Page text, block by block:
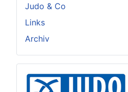
Judo & Co
Links
Archiv